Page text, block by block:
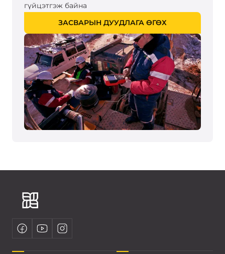
гүйцэтгэж байна
ЗАСВАРЫН ДУУДЛАГА ӨГӨХ